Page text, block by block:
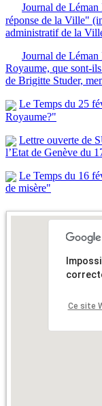
Journal de
réponse de la Ville"
administratif de la
Journal de
Royaume, que sont-
de Brigitte Studer,
Le Temps du 25
Royaume?"
Lettre ouverte de
l’Etat de Genève du
Le Temps du 16
de misère"
Ce site